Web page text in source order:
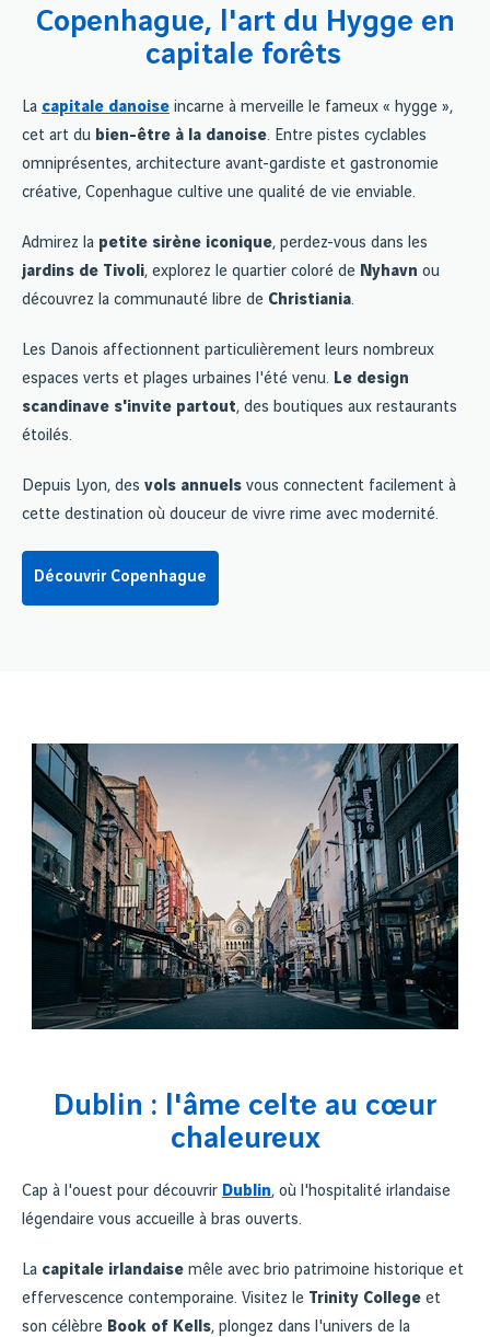
Copenhague, l'art du Hygge en
capitale forêts
La capitale danoise incarne à merveille le fameux « hygge »,
cet art du bien-être à la danoise. Entre pistes cyclables
omniprésentes, architecture avant-gardiste et gastronomie
créative, Copenhague cultive une qualité de vie enviable.
Admirez la petite sirène iconique, perdez-vous dans les
jardins de Tivoli, explorez le quartier coloré de Nyhavn ou
découvrez la communauté libre de Christiania.
Les Danois affectionnent particulièrement leurs nombreux
espaces verts et plages urbaines l'été venu. Le design
scandinave s'invite partout, des boutiques aux restaurants
étoilés.
Depuis Lyon, des vols annuels vous connectent facilement à
cette destination où douceur de vivre rime avec modernité.
Découvrir Copenhague
Dublin : l'âme celte au cœur
chaleureux
Cap à l'ouest pour découvrir Dublin, où l'hospitalité irlandaise
légendaire vous accueille à bras ouverts.
La capitale irlandaise mêle avec brio patrimoine historique et
effervescence contemporaine. Visitez le Trinity College et
son célèbre Book of Kells, plongez dans l'univers de la